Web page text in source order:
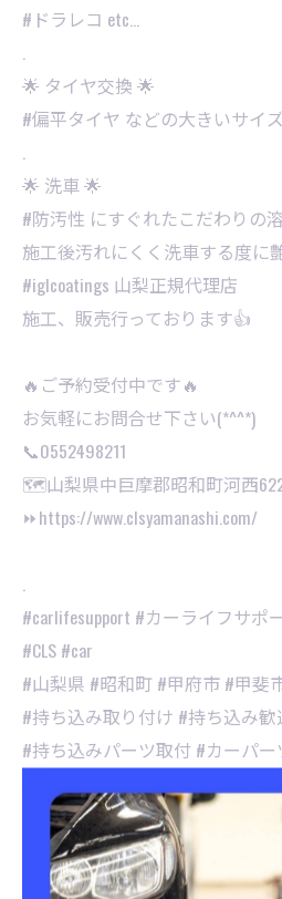
#ドラレコ etc…
🌟 タイヤ交換 🌟
#偏平タイヤ などの大きいサイ
🌟 洗車 🌟
#防汚性 にすぐれたこだわりの
施工後汚れにくく洗車する度に
⁡#iglcoatings 山梨正規代理店
施工、販売行っております👍
🔥ご予約受付中です🔥
お気軽にお問合せ下さい(*^^*)⁡
📞0552498211
🗺山梨県中巨摩郡昭和町河西
⏩https://www.clsyamanashi.com/
#carlifesupport #カーライフサポ
#CLS #car
#山梨県 #昭和町 #甲府市 #甲斐
#持ち込み取り付け #持ち込み歓
#持ち込みパーツ取付 #カーパー
#車パーツ取付 #タイヤ交換
#手洗い洗車 #撥水 #洗車